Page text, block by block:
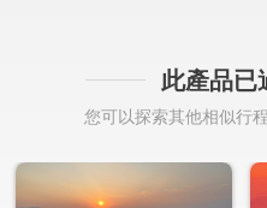
此產品已
您可以探索其他相似行